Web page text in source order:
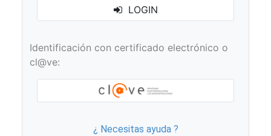
LOGIN
Identificación con certificado electrónico o
cl@ve:
¿ Necesitas ayuda ?